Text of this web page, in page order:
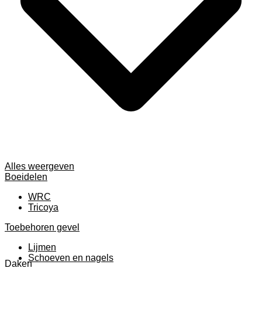
Alles weergeven
Boeidelen
WRC
Tricoya
Toebehoren gevel
Lijmen
Schoeven en nagels
Daken